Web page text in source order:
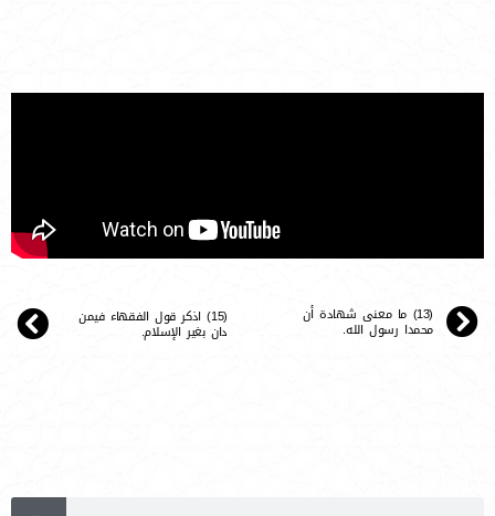
(13) ما معنى شهادة أن
محمدا رسول الله.
(15) اذكر قول الفقهاء فيمن
دان بغير الإسلام.